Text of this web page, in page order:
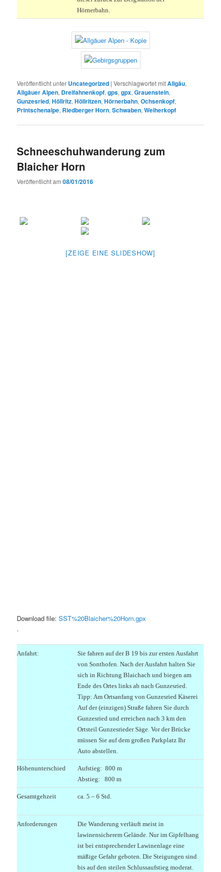
Hörnerbahn.
Veröffentlicht unter Uncategorized |Verschlagwortet mitAllgäu,
Allgäuer Alpen, Dreifahnenkopf,gps,gpx,Grauenstein,
Gunzesried,Höllritz,Höllritzen,Hörnerbahn,Ochsenkopf,
Printschenalpe, Riedberger Horn,Schwaben,Weiherkopf
Schneeschuhwanderung zum
Blaicher Horn
Veröffentlicht am08/01/2016
[ZEIGE EINE SLIDESHOW]
Download file:SST%20Blaicher%20Horn.gpx
.
Anfahrt:
Sie fahren auf der B 19 bis zur ersten Ausfahrt
von Sonthofen. Nach der Ausfahrt halten Sie
sich in Richtung Blaichach und biegen am
Ende des Ortes links ab nach Gunzesried.
Tipp: Am Ortsanfang von Gunzesried Käserei
Auf der (einzigen) Straße fahren Sie durch
Gunzesried und erreichen nach 3 km den
Ortsteil Gunzesrieder Säge. Vor der Brücke
müssen Sie auf dem großen Parkplatz Ihr
Auto abstellen.
Höhenunterschied
Aufstieg: 800 m
Abstieg: 800 m
Gesamtgehzeit ca. 5 – 6 Std.
Anforderungen
Die Wanderung verläuft meist in
lawinensicherem Gelände. Nur im Gipfelhang
ist bei entsprechender Lawinenlage eine
mäßige Gefahr geboten. Die Steigungen sind
bis auf den steilen Schlussaufstieg moderat.